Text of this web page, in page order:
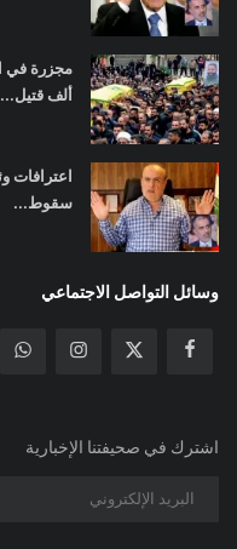
ألف قتيل...
اعترافات
سقوط...
وسائل التواصل الاجتماعي
اشترك في صحيفتنا الإخبارية